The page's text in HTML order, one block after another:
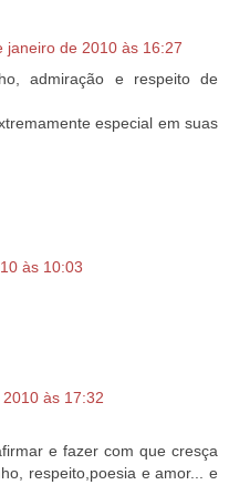
janeiro de 2010 às 16:27
admiração e respeito de
especial em suas
às 10:03
às 17:32
e fazer com que cresça
respeito,poesia e amor... e